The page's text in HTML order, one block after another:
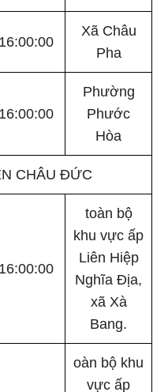
16:00:00
Xã Châu
Pha
16:00:00
Phường
Phước
Hòa
CHÂU ĐỨC
16:00:00
toàn bộ
khu vực ấp
Liên Hiệp
Nghĩa Địa,
xã Xà
Bang.
oàn bộ khu
vực ấp